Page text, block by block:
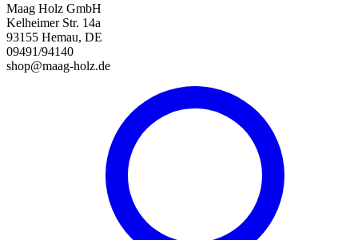
Maag Holz GmbH
Kelheimer Str. 14a
93155 Hemau, DE
09491/94140
shop@maag-holz.de